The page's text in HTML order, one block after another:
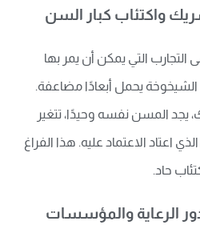
واكتئاب كبار السن
التي يمكن أن يمر بها
يحمل أبعادًا مضاعفة.
يجد المسن نفسه وحيدًا، تتغير
اعتاد الاعتماد عليه. هذا الفراغ
حاد.
الرعاية والمؤسسات